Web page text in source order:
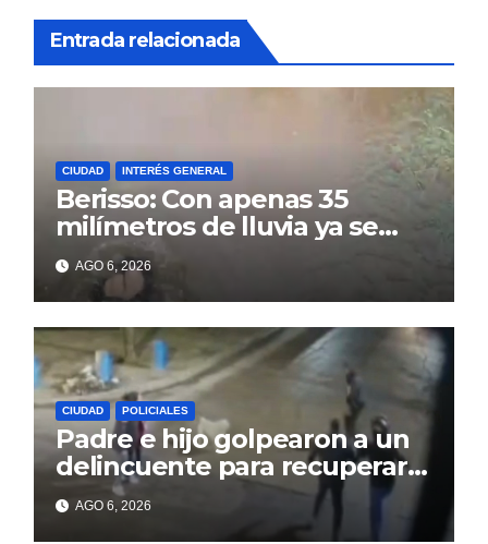
Entrada relacionada
CIUDAD INTERÉS GENERAL
Berisso: Con apenas 35
milímetros de lluvia ya se
sienten los problemas
AGO 6, 2026
CIUDAD POLICIALES
Padre e hijo golpearon a un
delincuente para recuperar
un celular robado en Berisso
AGO 6, 2026